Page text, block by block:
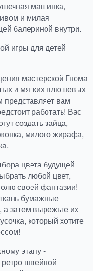
машинка,
и милая
балериной внутри.
игры для детей
мастерской Гнома
и мягких плюшевых
представляет вам
работать! Вас
создать зайца,
милого жирафа,
цвета будущей
любой цвет,
своей фантазии!
бумажные
а затем вырежьте их
который хотите
этапу -
швейной